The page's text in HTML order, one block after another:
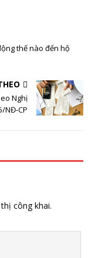
thế nào đến hộ
Nghị
NĐ-CP
công khai.